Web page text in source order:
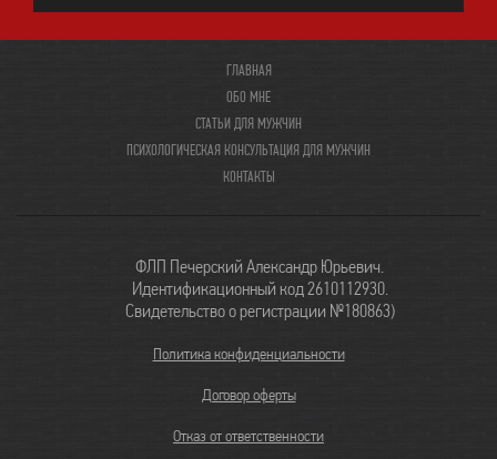
ГЛАВНАЯ
ОБО МНЕ
СТАТЬИ ДЛЯ МУЖЧИН
ПСИХОЛОГИЧЕСКАЯ КОНСУЛЬТАЦИЯ ДЛЯ МУЖЧИН
КОНТАКТЫ
ФЛП Печерский Александр Юрьевич.
Идентификационный код 2610112930.
Свидетельство о регистрации №180863)
Политика конфиденциальности
Договор оферты
Отказ от ответственности